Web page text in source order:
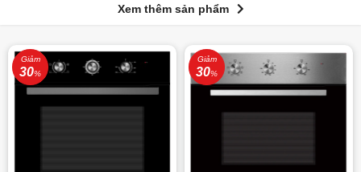
Xem thêm sản phẩm
Giảm
30%
Giảm
30%